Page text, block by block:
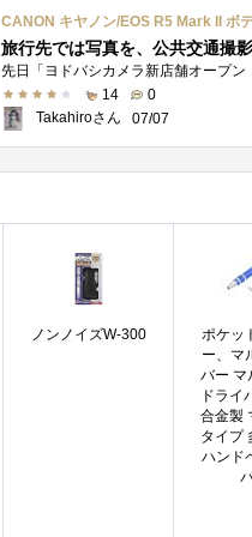
CANON キヤノン/EOS R5 Mark II ボ
14
0
Takahiroさん
07/07
ノンノイズW-300
ポケッ
ー、マ
バー マ
ドライ
合金製
タイプ
ハンド